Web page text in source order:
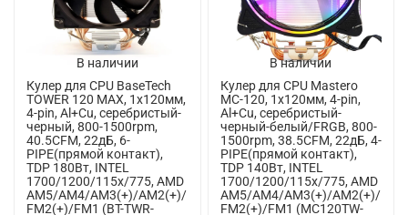
В наличии
Кулер для CPU BaseTech
TOWER 120 MAX, 1х120мм,
4-pin, Al+Cu, серебристый-
черный, 800-1500rpm,
40.5CFM, 22дБ, 6-
PIPE(прямой контакт),
TDP 180Вт, INTEL
1700/1200/115x/775, AMD
AM5/AM4/AM3(+)/AM2(+)/
FM2(+)/FM1 (BT-TWR-
В наличии
Кулер для CPU Mastero
MC-120, 1х120мм, 4-pin,
Al+Cu, серебристый-
черный-белый/FRGB, 800-
1500rpm, 38.5CFM, 22дБ, 4-
PIPE(прямой контакт),
TDP 140Вт, INTEL
1700/1200/115x/775, AMD
AM5/AM4/AM3(+)/AM2(+)/
FM2(+)/FM1 (MC120TW-